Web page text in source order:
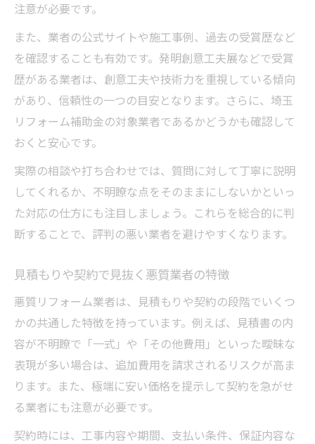
注意が必要です。
また、業者の公式サイトや施工事例、過去の受賞歴など
を確認することも有効です。発明創意工夫展などで受賞
歴がある業者は、創意工夫や技術力を重視している傾向
があり、信頼性の一つの目安となります。さらに、埼玉
リフォーム補助金の対象業者であるかどうかも確認して
おくと安心です。
実際の相談や打ち合わせでは、質問に対して丁寧に説明
してくれるか、不明瞭な点をそのままにしないかといっ
た対応の仕方にも注目しましょう。これらを総合的に判
断することで、評判の悪い業者を避けやすくなります。
見積もりや契約で見抜く悪質業者の特徴
悪質リフォーム業者は、見積もりや契約の段階でいくつ
かの共通した特徴を持っています。例えば、見積書の内
容が不明瞭で「一式」や「その他費用」といった曖昧な
表現が多い場合は、追加費用を請求されるリスクが高ま
ります。また、極端に安い価格を提示して契約を急がせ
る業者にも注意が必要です。
契約時には、工事内容や期間、支払い条件、保証内容な